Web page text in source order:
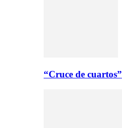
“Cruce de cuartos”